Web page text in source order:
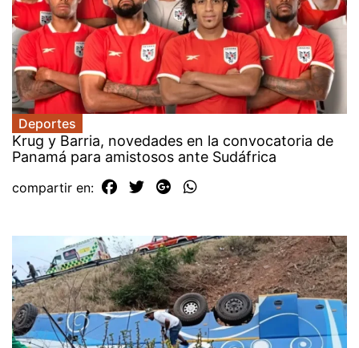
Deportes
Krug y Barria, novedades en la convocatoria de
Panamá para amistosos ante Sudáfrica
compartir en: